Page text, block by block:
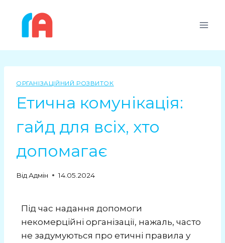
ОРГАНІЗАЦІЙНИЙ РОЗВИТОК
Етична комунікація:
гайд для всіх, хто
допомагає
Від Адмін 14.05.2024
Під час надання допомоги
некомерційні організації, нажаль, часто
не задумуються про етичні правила у